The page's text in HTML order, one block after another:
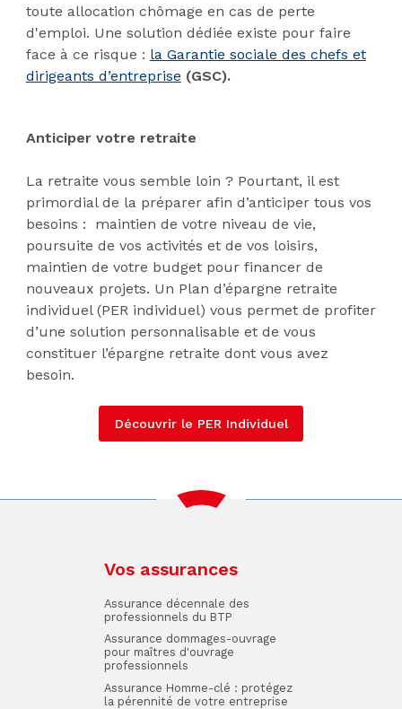
toute allocation chômage en cas de perte
d'emploi. Une solution dédiée existe pour faire
face à ce risque : la Garantie sociale des chefs et
dirigeants d’entreprise (GSC).
Anticiper votre retraite
La retraite vous semble loin ? Pourtant, il est
primordial de la préparer afin d’anticiper tous vos
besoins : maintien de votre niveau de vie,
poursuite de vos activités et de vos loisirs,
maintien de votre budget pour financer de
nouveaux projets. Un Plan d’épargne retraite
individuel (PER individuel) vous permet de profiter
d’une solution personnalisable et de vous
constituer l’épargne retraite dont vous avez
besoin.
Découvrir le PER Individuel
Vos assurances
Assurance décennale des
professionnels du BTP
Assurance dommages-ouvrage
pour maîtres d'ouvrage
professionnels
Assurance Homme-clé : protégez
la pérennité de votre entreprise